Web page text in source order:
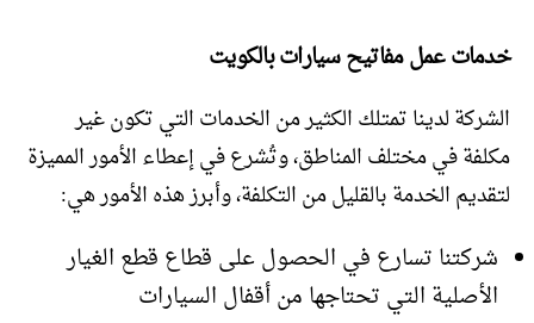
خدمات عمل مفاتيح سيارات بالكويت
الشركة لدينا تمتلك الكثير من الخدمات التي تكون غير
مكلفة في مختلف المناطق، وتُشرع في إعطاء الأمور المميزة
لتقديم الخدمة بالقليل من التكلفة، وأبرز هذه الأمور هي:
شركتنا تسارع في الحصول على قطاع قطع الغيار
الأصلية التي تحتاجها من أقفال السيارات